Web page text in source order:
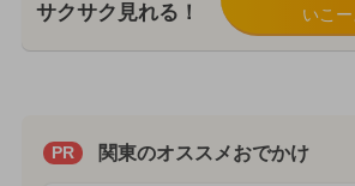
サクサク見れる！
いこ
PR 関東のオススメおでかけ